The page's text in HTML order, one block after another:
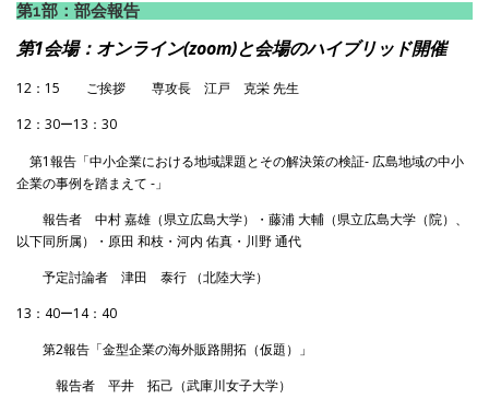
第1部：部会報告
第1会場：オンライン(zoom)と会場のハイブリッド開催
12：15 ご挨拶 専攻長 江戸 克栄 先生
12：30ー13：30
第1報告「中小企業における地域課題とその解決策の検証- 広島地域の中小
企業の事例を踏まえて -」
報告者 中村 嘉雄（県立広島大学）・藤浦 大輔（県立広島大学（院）、
以下同所属）・原田 和枝・河内 佑真・川野 通代
予定討論者 津田 泰行 （北陸大学）
13：40ー14：40
第2報告「金型企業の海外販路開拓（仮題）」
報告者 平井 拓己（武庫川女子大学）